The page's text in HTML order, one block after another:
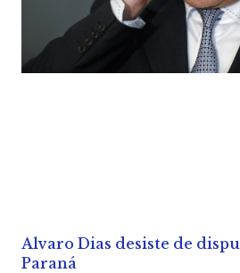
Alvaro Dias desiste de
Paraná